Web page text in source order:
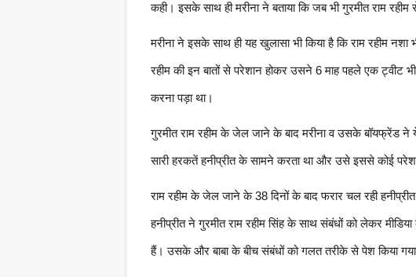
कही। इसके साथ ही मरीना ने बताया कि जब भी गुरमीत राम रहीम
मरीना ने इसके साथ ही यह खुलासा भी किया है कि राम रहीम
रहीम की इन बातों से परेशान होकर उसने 6 माह पहले एक ट्वीट
करना पड़ा था।
गुरमीत राम रहीम के जेल जाने के बाद मरीना व उसके बॉयफ्रेंड ने
सारी हरकतें हनीप्रीत के सामने करता था और उसे इससे कोई
राम रहीम के जेल जाने के 38 दिनों के बाद फरार चल रही
हनीप्रीत ने गुरमीत राम रहीम सिंह के साथ संबंधों को लेकर
हैं। उसके और बाबा के बीच संबंधों को गलत तरीके से पेश किया गया